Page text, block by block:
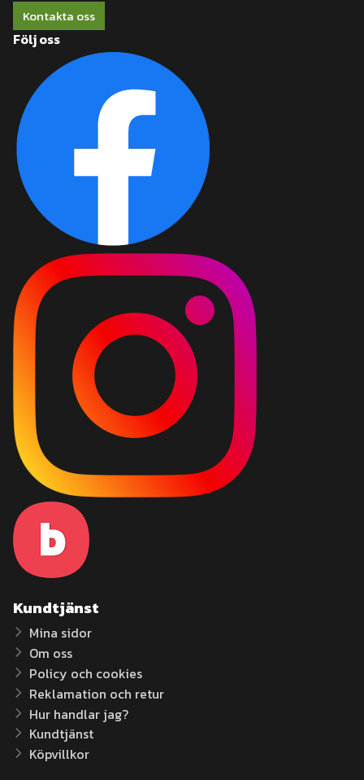
Kontakta oss
Följ oss
Kundtjänst
Mina sidor
Om oss
Policy och cookies
Reklamation och retur
Hur handlar jag?
Kundtjänst
Köpvillkor